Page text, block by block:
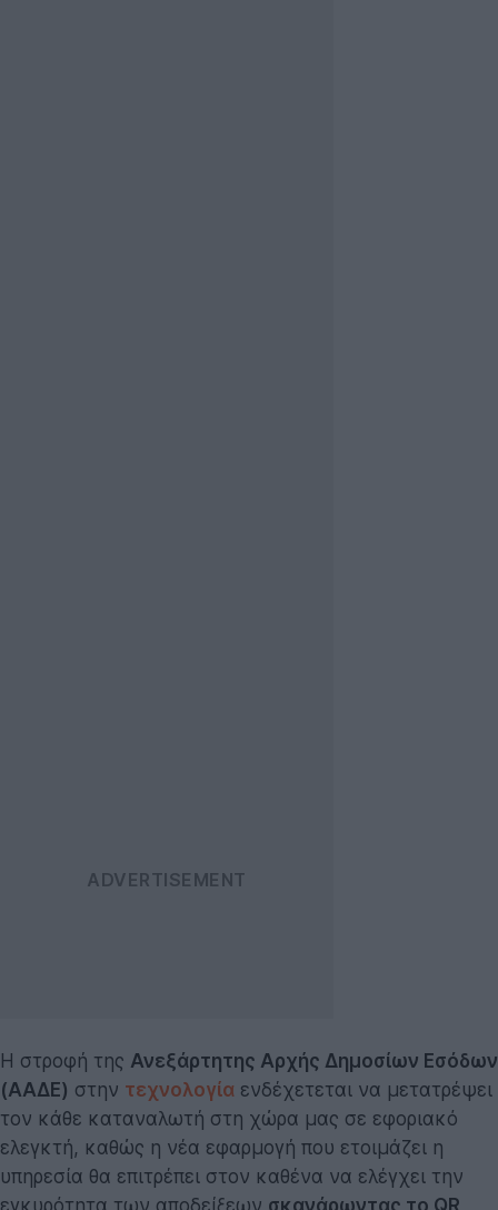
Η στροφή της Ανεξάρτητης Αρχής Δημοσίων Εσόδων
(ΑΑΔΕ) στην τεχνολογία ενδέχετεται να μετατρέψει
τον κάθε καταναλωτή στη χώρα μας σε εφοριακό
ελεγκτή, καθώς η νέα εφαρμογή που ετοιμάζει η
υπηρεσία θα επιτρέπει στον καθένα να ελέγχει την
εγκυρότητα των αποδείξεων σκανάρωντας το QR